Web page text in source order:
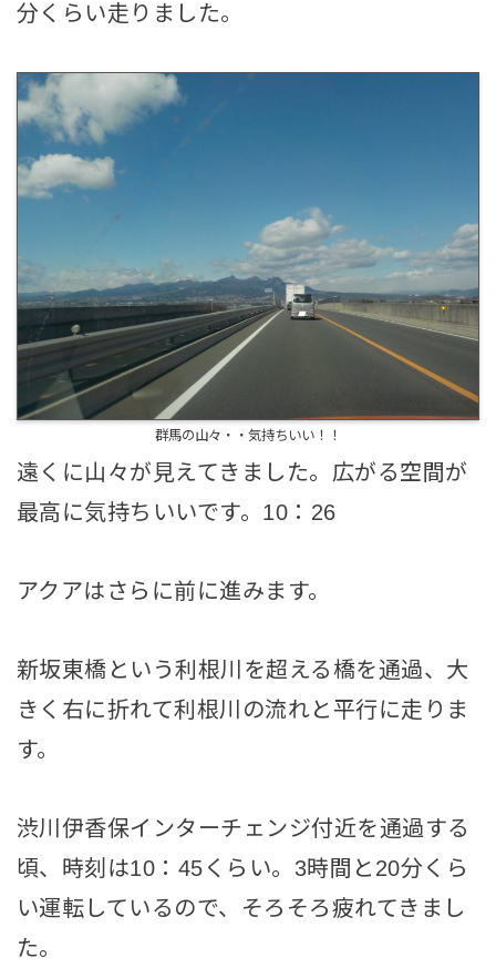
分くらい走りました。
群馬の山々・・気持ちいい！！
遠くに山々が見えてきました。広がる空間が
最高に気持ちいいです。10：26
アクアはさらに前に進みます。
新坂東橋という利根川を超える橋を通過、大
きく右に折れて利根川の流れと平行に走りま
す。
渋川伊香保インターチェンジ付近を通過する
頃、時刻は10：45くらい。3時間と20分くら
い運転しているので、そろそろ疲れてきまし
た。